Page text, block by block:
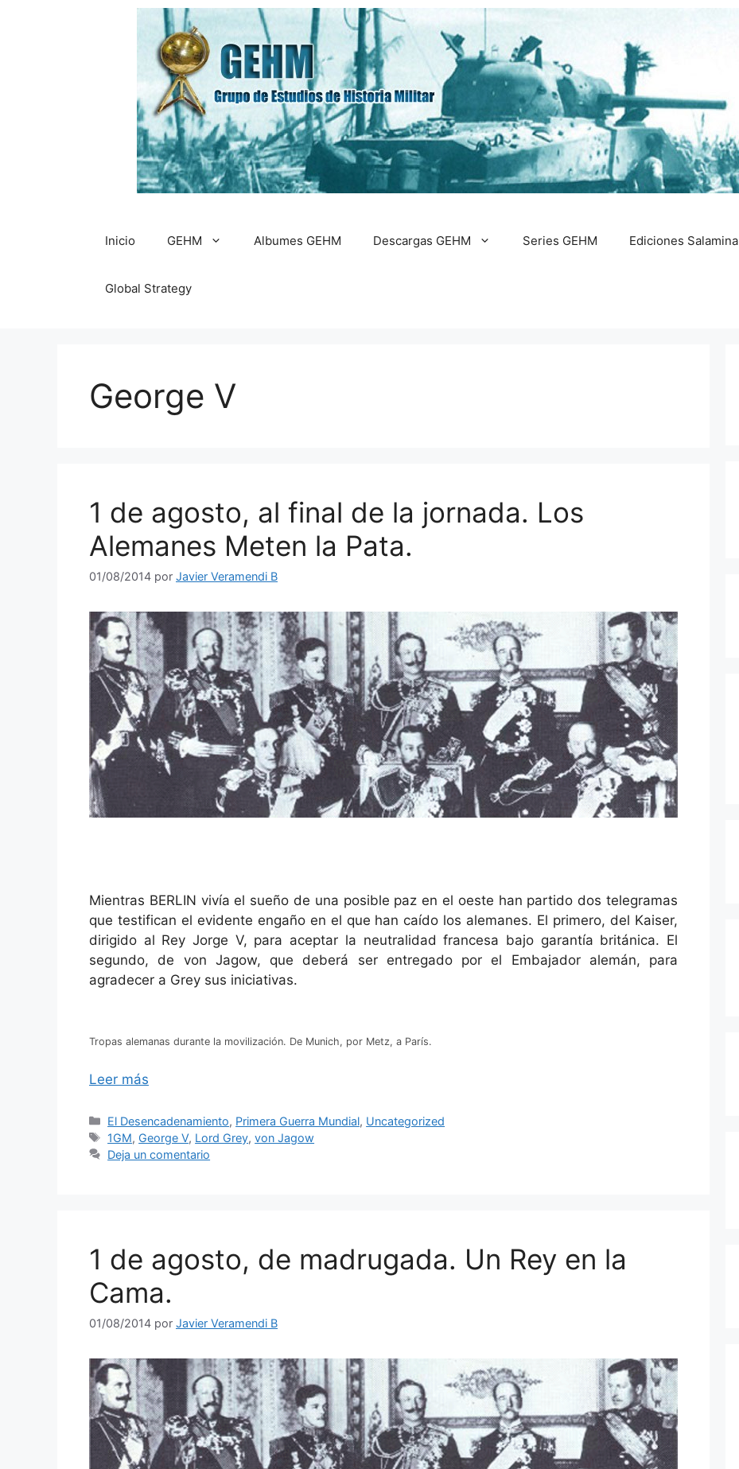
Inicio GEHM Albumes GEHM Descargas GEHM Series GEHM Ediciones Salamina
Global Strategy
George V
1 de agosto, al final de la jornada. Los
Alemanes Meten la Pata.
01/08/2014 por Javier Veramendi B
Mientras BERLIN vivía el sueño de una posible paz en el oeste han partido dos telegramas
que testifican el evidente engaño en el que han caído los alemanes. El primero, del Kaiser,
dirigido al Rey Jorge V, para aceptar la neutralidad francesa bajo garantía británica. El
segundo, de von Jagow, que deberá ser entregado por el Embajador alemán, para
agradecer a Grey sus iniciativas.
Tropas alemanas durante la movilización. De Munich, por Metz, a París.
Leer más
Categorías
El Desencadenamiento, Primera Guerra Mundial, Uncategorized
Etiquetas
1GM, George V, Lord Grey,von Jagow
Deja un comentario
1 de agosto, de madrugada. Un Rey en la
Cama.
01/08/2014 por Javier Veramendi B